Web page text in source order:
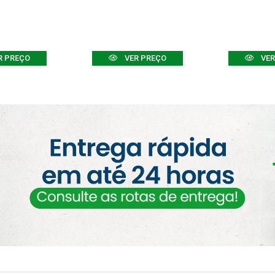
PREÇO VER PREÇO